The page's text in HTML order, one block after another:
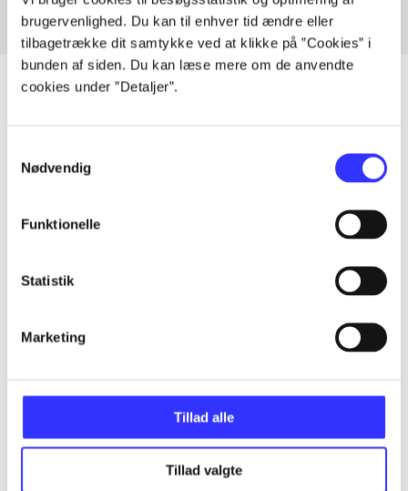
brugervenlighed. Du kan til enhver tid ændre eller
tilbagetrække dit samtykke ved at klikke på ”Cookies” i
bunden af siden. Du kan læse mere om de anvendte
cookies under ”Detaljer”.
Nødvendig
Funktionelle
Statistik
Marketing
Tillad alle
Tillad valgte
Alle registrerede artikler fordelt på udgivelser
...
...
...
...